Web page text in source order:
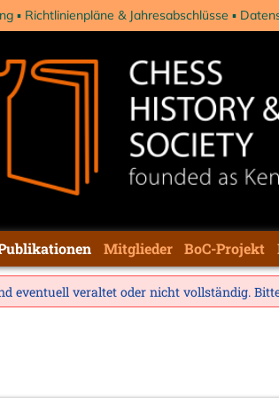
Richtlinienpläne & Jahresabschlüsse
Mitglieder BoC-Projekt
eventuell veraltet oder nicht vollständig.